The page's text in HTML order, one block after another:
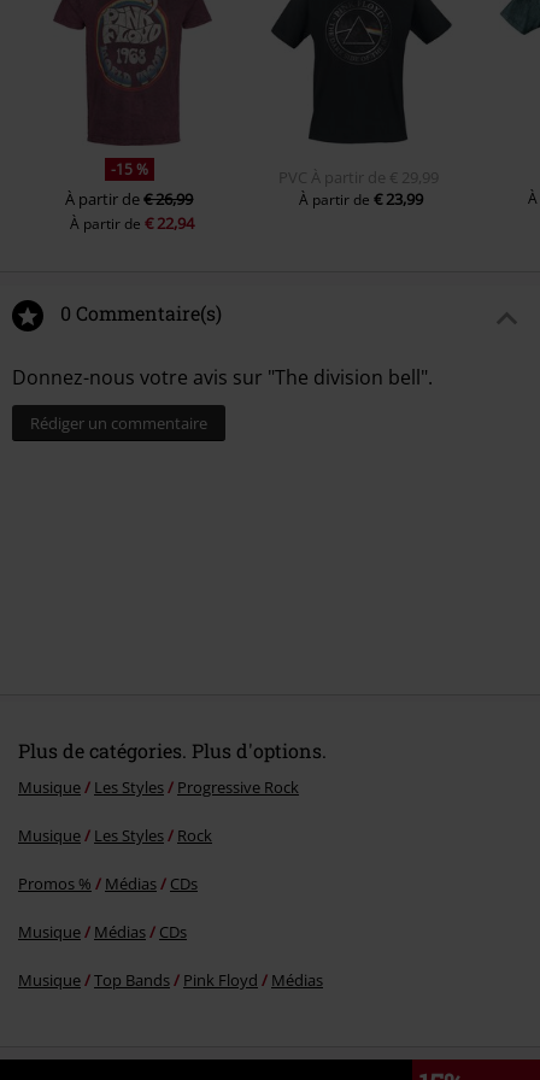
Wearing the Inside Out
Take It Back
Coming Back to Life
Lost for Words
High Hopes
-15 %
À partir de€ 26,99
À partir de€ 22,94
PVC À partir de € 29,99
À partir de€ 23,99
0 Commentaire(s)
Donnez-nous votre avis sur "The division bell".
Rédiger un commentaire
Plus de catégories. Plus d'options.
Musique Les Styles Progressive Rock
Musique Les Styles Rock
Promos % Médias CDs
Musique Médias CDs
Musique Top Bands Pink Floyd Médias